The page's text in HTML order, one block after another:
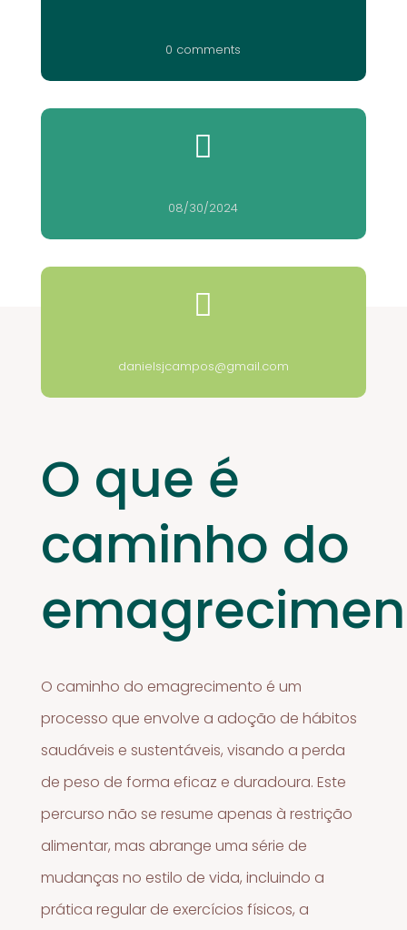
0 comments

08/30/2024

danielsjcampos@gmail.com
O que é
caminho do
O caminho do emagrecimento é um
processo que envolve a adoção de hábitos
saudáveis e sustentáveis, visando a perda
de peso de forma eficaz e duradoura. Este
percurso não se resume apenas à restrição
alimentar, mas abrange uma série de
mudanças no estilo de vida, incluindo a
prática regular de exercícios físicos, a